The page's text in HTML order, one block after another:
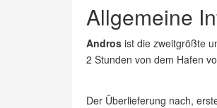
Allgemeine
Andros ist die zweitgrößte
2 Stunden von dem Hafen
Der Überlieferung nach,